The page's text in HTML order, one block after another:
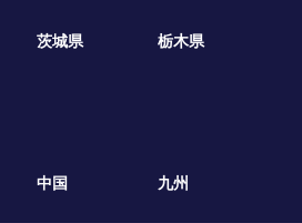
茨城県 栃木県
中国 九州